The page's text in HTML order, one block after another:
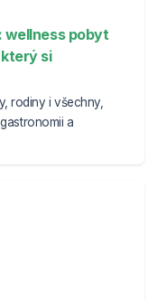
wellness pobyt
si
rodiny i všechny,
a